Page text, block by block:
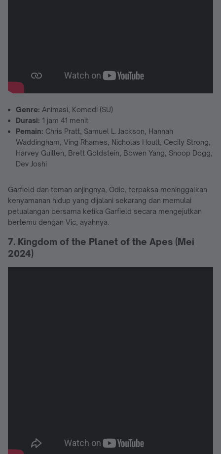
Genre: Animasi, Komedi (SU)
Durasi: 1 jam 41 menit
Pemain: Chris Pratt, Samuel L. Jackson, Hannah
Waddingham, Ving Rhames, Nicholas Hoult, Cecily Strong,
Harvey Guillen, Brett Goldstein, Bowen Yang, Snoop Dogg,
Dev Joshi
Garfield dan teman anjingnya, Odie, terpaksa meninggalkan
kenyamanan hidup yang dijalani sekarang dan memulai
petualangan bersama ketika Garfield secara mengejutkan
bertemu dengan Vic, ayahnya.
7. Kingdom of the Planet of the Apes (Mei
2024)